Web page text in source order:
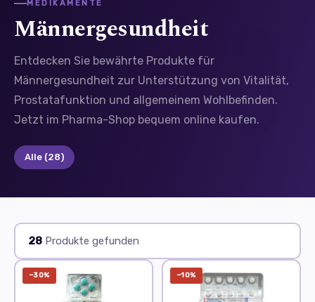
MEDIKAMENTE
Männergesundheit
Entdecken Sie bewährte Produkte für
Männergesundheit zur Unterstützung von Vitalität,
Prostatafunktion und allgemeinem Wohlbefinden.
Jetzt im Pharma-Shop bequem online kaufen.
Alle (28)
28 Produkte gefunden
−30% −10%